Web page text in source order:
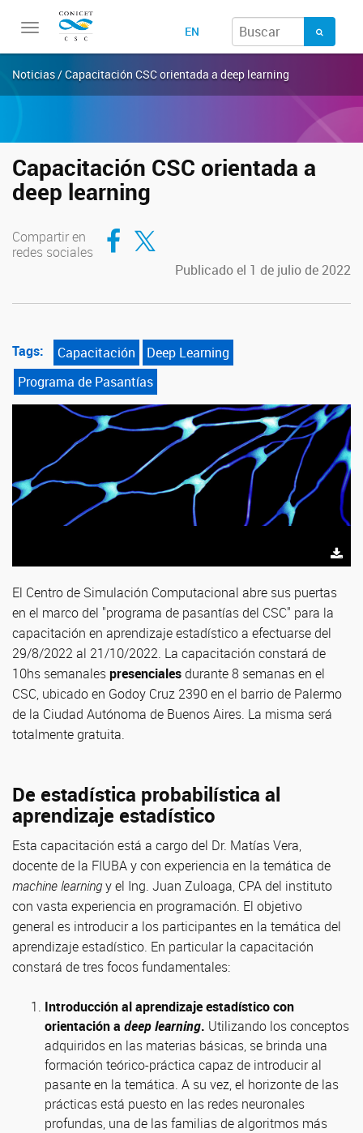
Toggle
EN
Noticias / Capacitación CSC orientada a deep learning
Capacitación CSC orientada a
deep learning
Compartir en
redes sociales
Compartir en Facebook
Compartir en Twitter
Publicado el 1 de julio de 2022
Tags: Capacitación
Deep Learning
Programa de Pasantías
El Centro de Simulación Computacional abre sus puertas
en el marco del "programa de pasantías del CSC" para la
capacitación en aprendizaje estadístico a efectuarse del
29/8/2022 al 21/10/2022. La capacitación constará de
10hs semanalespresencialesdurante 8 semanas en el
CSC, ubicado en Godoy Cruz 2390 en el barrio de Palermo
de la Ciudad Autónoma de Buenos Aires. La misma será
totalmente gratuita.
De estadística probabilística al
aprendizaje estadístico
Esta capacitación está a cargo del Dr. Matías Vera,
docente de la FIUBA y con experiencia en la temática de
machine learningy el Ing. Juan Zuloaga, CPA del instituto
con vasta experiencia en programación. El objetivo
general es introducir a los participantes en la temática del
aprendizaje estadístico. En particular la capacitación
constará de tres focos fundamentales:
Introducción al aprendizaje estadístico con
orientación a deep learning. Utilizando los conceptos
adquiridos en las materias básicas, se brinda una
formación teórico-práctica capaz de introducir al
pasante en la temática. A su vez, el horizonte de las
prácticas está puesto en las redes neuronales
profundas, una de las familias de algoritmos más